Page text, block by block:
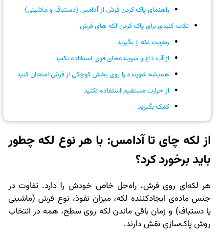
راهنمای پاک کردن فرش از آدامس (دستباف و ماشینی)
نکات کلیدی برای پاک کردن لکه های فرش
رطوبت لکه را بگیرید
از آب داغ و شوینده‌های قوی استفاده نکنید
همیشه شوینده را روی بخش کوچکی از فرش امتحان کنید
از حرارت مستقیم استفاده نکنید
کمک بگیرید
از لکه چای تا آدامس: با هر نوع لکه چطور
باید برخورد کرد؟
هر لکه‌ای روی فرش، راه‌حل خاص خودش را دارد. تفاوت در
جنس ماده‌ی ایجادکننده‌ لکه، میزان نفوذ، نوع فرش (ماشینی
یا دستباف) و زمان باقی ماندن لکه روی سطح، همه در انتخاب
روش پاک‌سازی نقش دارند.